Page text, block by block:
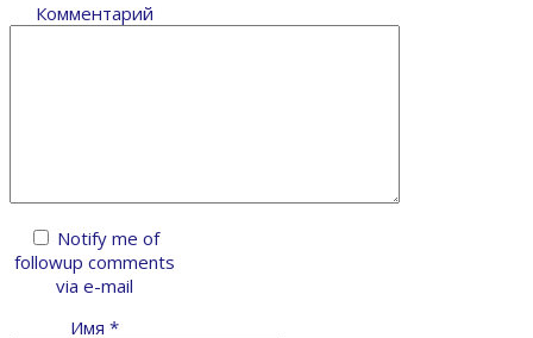
Комментарий
Notify me of
followup comments
via e-mail
Имя *